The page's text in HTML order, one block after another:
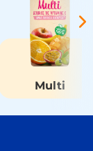
Multi